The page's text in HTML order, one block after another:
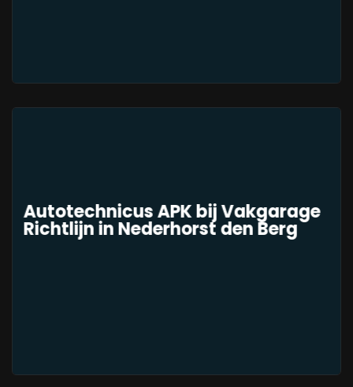
Autotechnicus APK bij Vakgarage
Richtlijn in Nederhorst den Berg